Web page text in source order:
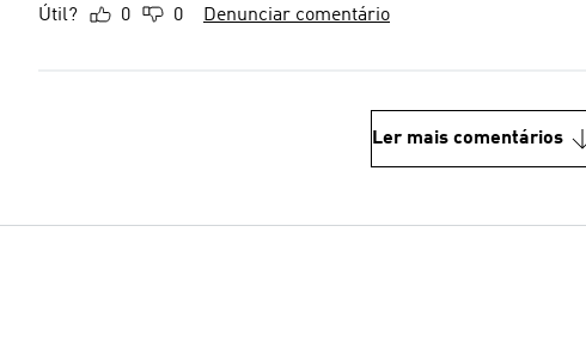
Útil? 0 0 Denunciar comentário
Ler mais comentários